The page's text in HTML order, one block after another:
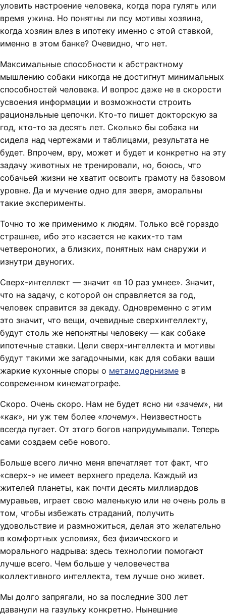
уловить настроение человека, когда пора гулять или
время ужина. Но понятны ли псу мотивы хозяина,
когда хозяин влез в ипотеку именно с этой ставкой,
именно в этом банке? Очевидно, что нет.
Максимальные способности к абстрактному
мышлению собаки никогда не достигнут минимальных
способностей человека. И вопрос даже не в скорости
усвоения информации и возможности строить
рациональные цепочки. Кто-то пишет докторскую за
год, кто-то за десять лет. Сколько бы собака ни
сидела над чертежами и таблицами, результата не
будет. Впрочем, вру, может и будет и конкретно на эту
задачу животных не тренировали, но, боюсь, что
собачьей жизни не хватит освоить грамоту на базовом
уровне. Да и мучение одно для зверя, аморальны
такие эксперименты.
Точно то же применимо к людям. Только всё гораздо
страшнее, ибо это касается не каких-то там
четвероногих, а близких, понятных нам снаружи и
изнутри двуногих.
Сверх-интеллект — значит «в 10 раз умнее». Значит,
что на задачу, с которой он справляется за год,
человек справится за декаду. Одновременно с этим
это значит, что вещи, очевидные сверхинтеллекту,
будут столь же непонятны человеку — как собаке
ипотечные ставки. Цели сверх-интеллекта и мотивы
будут такими же загадочными, как для собаки ваши
жаркие кухонные споры о метамодернизме в
современном кинематографе.
Скоро. Очень скоро. Нам не будет ясно ни «зачем», ни
«как», ни уж тем более «почему». Неизвестность
всегда пугает. От этого богов напридумывали. Теперь
сами создаем себе нового.
Больше всего лично меня впечатляет тот факт, что
«сверх-» не имеет верхнего предела. Каждый из
жителей планеты, как почти десять миллиардов
муравьев, играет свою маленькую или не очень роль в
том, чтобы избежать страданий, получить
удовольствие и размножиться, делая это желательно
в комфортных условиях, без физического и
морального надрыва: здесь технологии помогают
лучше всего. Чем больше у человечества
коллективного интеллекта, тем лучше оно живет.
Мы долго запрягали, но за последние 300 лет
даванули на газульку конкретно. Нынешние